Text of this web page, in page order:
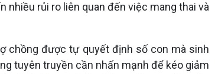
nhiều rủi ro liên quan đến việc mang thai và
chồng được tự quyết định số con mà sinh
tuyên truyền cần nhấn mạnh để kéo giảm